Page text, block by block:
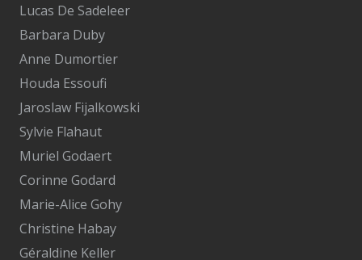
Lucas De Sadeleer
Barbara Duby
Anne Dumortier
Houda Essoufi
Jaroslaw Fijalkowski
Sylvie Flahaut
Muriel Godaert
Corinne Godard
Marie-Alice Gohy
Christine Habay
Géraldine Keller